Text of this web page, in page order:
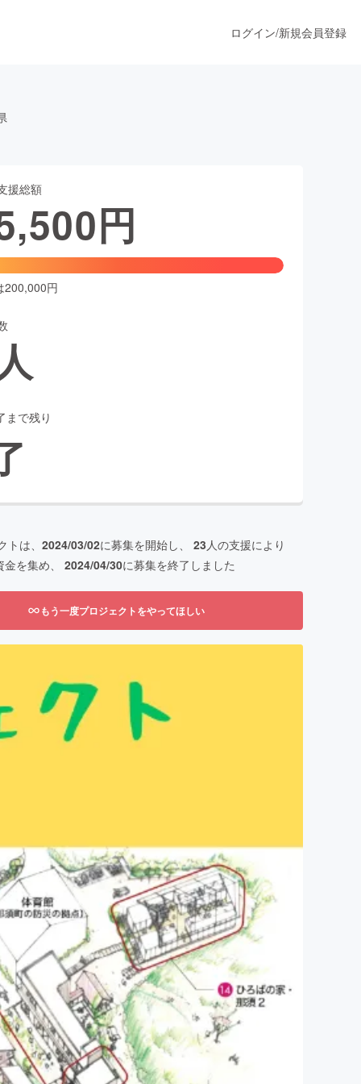
ファッション
ログイン/新規会員登録
援総額
円
200,000円
まで残り
は、 2024/03/02に募集を開始し、 23人の支援により
を集め、 2024/04/30に募集を終了しました
もう一度プロジェクトをやってほしい